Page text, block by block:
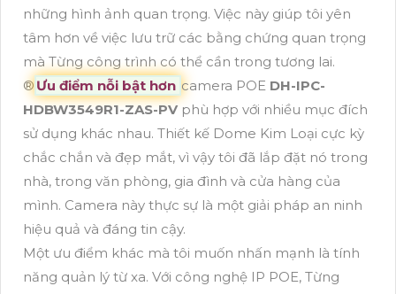
những hình ảnh quan trọng. Việc này giúp tôi yên
tâm hơn về việc lưu trữ các bằng chứng quan trọng
mà Từng công trình có thể cần trong tương lai.
®️ Ưu điểm nỗi bật hơn camera POE DH-IPC-
HDBW3549R1-ZAS-PV phù hợp với nhiều mục đích
sử dụng khác nhau. Thiết kế Dome Kim Loại cực kỳ
chắc chắn và đẹp mắt, vì vậy tôi đã lắp đặt nó trong
nhà, trong văn phòng, gia đình và cửa hàng của
mình. Camera này thực sự là một giải pháp an ninh
hiệu quả và đáng tin cậy.
Một ưu điểm khác mà tôi muốn nhấn mạnh là tính
năng quản lý từ xa. Với công nghệ IP POE, Từng